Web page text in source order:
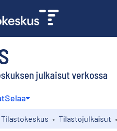
julkaisut verkossa
Selaa
Tilastokeskus Tilastojulkaisut